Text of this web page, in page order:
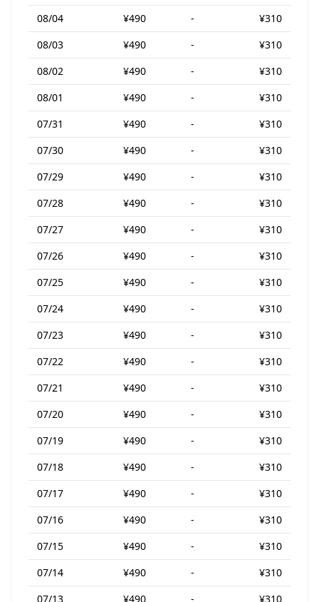
08/04
¥490 -
¥310
08/03
¥490 -
¥310
08/02
¥490 -
¥310
08/01
¥490 -
¥310
07/31
¥490 -
¥310
07/30
¥490 -
¥310
07/29
¥490 -
¥310
07/28
¥490 -
¥310
07/27
¥490 -
¥310
07/26
¥490 -
¥310
07/25
¥490 -
¥310
07/24
¥490 -
¥310
07/23
¥490 -
¥310
07/22
¥490 -
¥310
07/21
¥490 -
¥310
07/20
¥490 -
¥310
07/19
¥490 -
¥310
07/18
¥490 -
¥310
07/17
¥490 -
¥310
07/16
¥490 -
¥310
07/15
¥490 -
¥310
07/14
¥490 -
¥310
07/13
¥490 - ¥310